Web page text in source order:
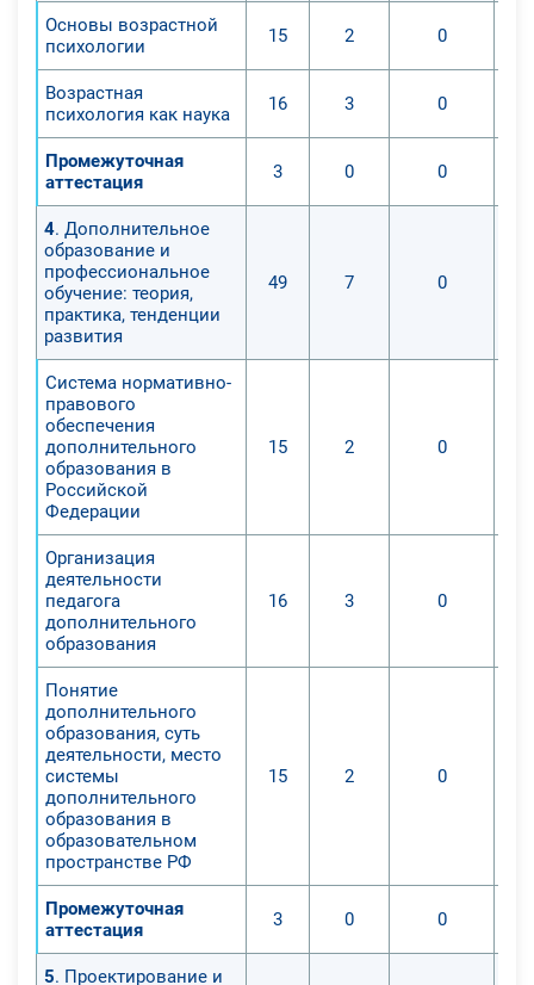
В ходе прохождения курса
необходимых для успешной
деятельности в сфере
дополнительного образования:
представлений, общего кругозора и
развития учебно-познавательной
мотивации учащихся;
учебных действий учеников, их от­
дельных операций и
3. Развитие у учащихся контроля и
сформированности учебной
4. Выявление учащихся, у которых
не сформированы те или иные уме­
целью орга­низации специальной
помощи.
Основы возрастной
психологии
15 2 0
Возрастная
психология как наука
16 3 0
Промежуточная
аттестация
3 0 0
4. Дополнительное
образование и
профессиональное
обучение: теория,
практика, тенденции
развития
49 7 0
Система нормативно-
правового
обеспечения
дополнительного
образования в
Российской
Федерации
15 2 0
Организация
деятельности
педагога
дополнительного
образования
16 3 0
Понятие
дополнительного
образования, суть
деятельности, место
системы
дополнительного
образования в
образовательном
пространстве РФ
15 2 0
Промежуточная
аттестация
3 0 0
5. Проектирование и